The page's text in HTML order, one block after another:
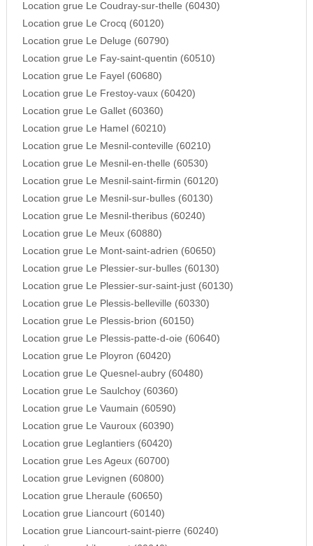
Location grue Le Coudray-sur-thelle (60430)
Location grue Le Crocq (60120)
Location grue Le Deluge (60790)
Location grue Le Fay-saint-quentin (60510)
Location grue Le Fayel (60680)
Location grue Le Frestoy-vaux (60420)
Location grue Le Gallet (60360)
Location grue Le Hamel (60210)
Location grue Le Mesnil-conteville (60210)
Location grue Le Mesnil-en-thelle (60530)
Location grue Le Mesnil-saint-firmin (60120)
Location grue Le Mesnil-sur-bulles (60130)
Location grue Le Mesnil-theribus (60240)
Location grue Le Meux (60880)
Location grue Le Mont-saint-adrien (60650)
Location grue Le Plessier-sur-bulles (60130)
Location grue Le Plessier-sur-saint-just (60130)
Location grue Le Plessis-belleville (60330)
Location grue Le Plessis-brion (60150)
Location grue Le Plessis-patte-d-oie (60640)
Location grue Le Ployron (60420)
Location grue Le Quesnel-aubry (60480)
Location grue Le Saulchoy (60360)
Location grue Le Vaumain (60590)
Location grue Le Vauroux (60390)
Location grue Leglantiers (60420)
Location grue Les Ageux (60700)
Location grue Levignen (60800)
Location grue Lheraule (60650)
Location grue Liancourt (60140)
Location grue Liancourt-saint-pierre (60240)